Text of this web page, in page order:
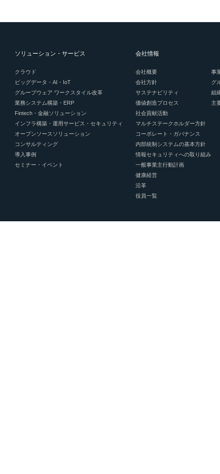
ソリューション・サービス
クラウド
ビッグデータ・AI・IoT
グループウェア ワークスタイル改革
業務システム構築・ERP
Fintech・金融ソリューション
インフラ構築・運用サービス・セキュリティ
オープンソースソリューション
コンサルティング
導入事例
セミナー・イベント
会社情報
会社概要
会社方針
サステナビリティ
価値創造プロセス
社会貢献活動
マルチステークホルダー方針
コーポレート・ガバナンス
内部統制システムの基本方針
情報セキュリティへの取り組み
一般事業主行動計画
健康経営
沿革
役員一覧
事
グ
組
主